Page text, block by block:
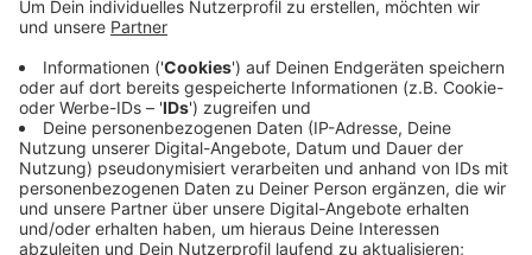
Radentscheids eingereicht wurde und jetzt geprüft
Radentscheid rund 37.400 Unterschriften an
Aachens Oberbürgermeister Marcel Philipp
übergeben. Die Initiative will, dass der Radverkehr
in der Stadt sicherer wird.
Veröffentlicht:Montag, 07.10.2019 08:03